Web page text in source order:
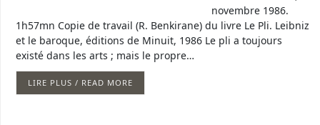
novembre 1986.
1h57mn Copie de travail (R. Benkirane) du livre Le Pli. Leibniz
et le baroque, éditions de Minuit, 1986 Le pli a toujours
existé dans les arts ; mais le propre…
LIRE PLUS / READ MORE